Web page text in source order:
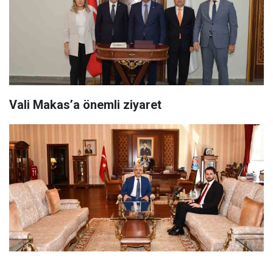
Vali Makas’a önemli ziyaret